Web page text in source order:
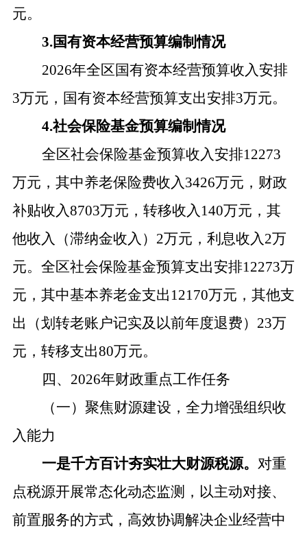
元。
3.国有资本经营预算编制情况
2026年全区国有资本经营预算收入安排
3万元，国有资本经营预算支出安排3万元。
4.社会保险基金预算编制情况
全区社会保险基金预算收入安排12273
万元，其中养老保险费收入3426万元，财政
补贴收入8703万元，转移收入140万元，其
他收入（滞纳金收入）2万元，利息收入2万
元。全区社会保险基金预算支出安排12273万
元，其中基本养老金支出12170万元，其他支
出（划转老账户记实及以前年度退费）23万
元，转移支出80万元。
四、 2026年财政重点工作任务
（一）聚焦财源建设，全力增强组织收
入能力
一是千方百计夯实壮大财源税源。 对重
点税源开展常态化动态监测，以主动对接、
前置服务的方式，高效协调解决企业经营中